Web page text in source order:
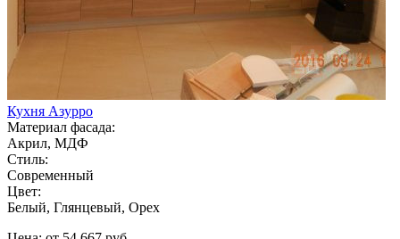
Кухня Азурро
Материал фасада:
Акрил, МДФ
Стиль:
Современный
Цвет:
Белый, Глянцевый, Орех